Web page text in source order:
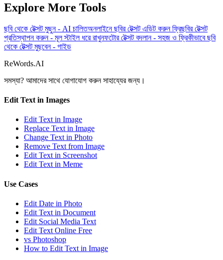
Explore More Tools
ছবি থেকে টেক্সট মুছুন - AI চালিতঅনলাইনে ছবির টেক্সট এডিট করুন ফ্রিছবির টেক্সট
প্রতিস্থাপন করুন - মূল স্টাইল ধরে রাখুনফটোর টেক্সট বদলান - সহজ ও ফ্রিকীভাবে ছবি
থেকে টেক্সট মুছবেন - গাইড
ReWords.AI
সমস্যা? আমাদের সাথে যোগাযোগ করুন সাহায্যের জন্য।
Edit Text in Images
Edit Text in Image
Replace Text in Image
Change Text in Photo
Remove Text from Image
Edit Text in Screenshot
Edit Text in Meme
Use Cases
Edit Date in Photo
Edit Text in Document
Edit Social Media Text
Edit Text Online Free
vs Photoshop
How to Edit Text in Image